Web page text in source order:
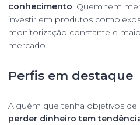
conhecimento . Quem tem
investir em produtos
monitorização constante e
mercado.
Perfis em destaque
Alguém que tenha objetivos de
perder dinheiro tem